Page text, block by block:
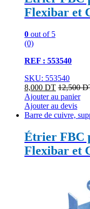
Flexibar et
0 out of 5
(0)
REF : 553540
SKU: 553540
8,000 DT 12,500
Ajouter au panier
Ajouter au devis
Barre de cuivre,
Étrier FBC
Flexibar et